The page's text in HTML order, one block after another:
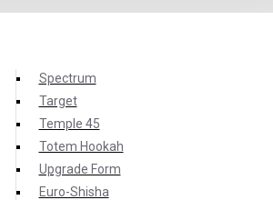
Spectrum
Target
Temple 45
Totem Hookah
Upgrade Form
Еuro-Shisha